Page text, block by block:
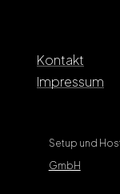
Kontakt
Impressum
Setup und
GmbH